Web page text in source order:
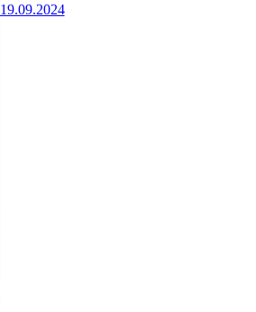
19.09.2024